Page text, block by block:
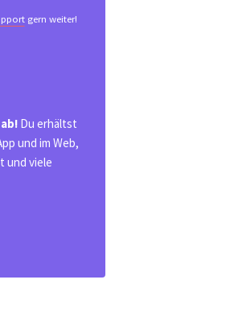
gern weiter!
Du erhältst
und im Web,
und viele